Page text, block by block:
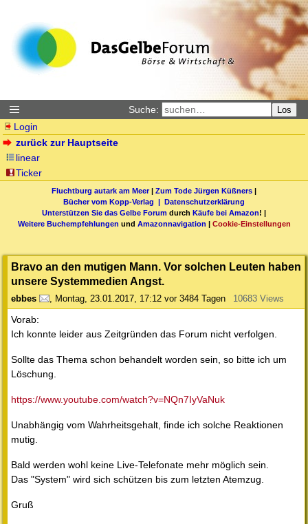
Suche: Los
Login
zurück zur Hauptseite
linear
Ticker
Fluchtburg autark am Meer| Zum Tode Jürgen Küßners |
Bücher vom Kopp-Verlag | Datenschutzerklärung
Unterstützen Sie das Gelbe Forum durch Käufe bei Amazon! |
Weitere Buchempfehlungen und Amazonnavigation | Cookie-Einstellungen
Bravo an den mutigen Mann. Vor solchen Leuten haben
unsere Systemmedien Angst.
ebbes , Montag, 23.01.2017, 17:12 vor 3484 Tagen 10683 Views
Vorab:
Ich konnte leider aus Zeitgründen das Forum nicht verfolgen.
Sollte das Thema schon behandelt worden sein, so bitte ich um
Löschung.
https://www.youtube.com/watch?v=NQn7IyVaNuk
Unabhängig vom Wahrheitsgehalt, finde ich solche Reaktionen
mutig.
Bald werden wohl keine Live-Telefonate mehr möglich sein.
Das "System" wird sich schützen bis zum letzten Atemzug.
Gruß